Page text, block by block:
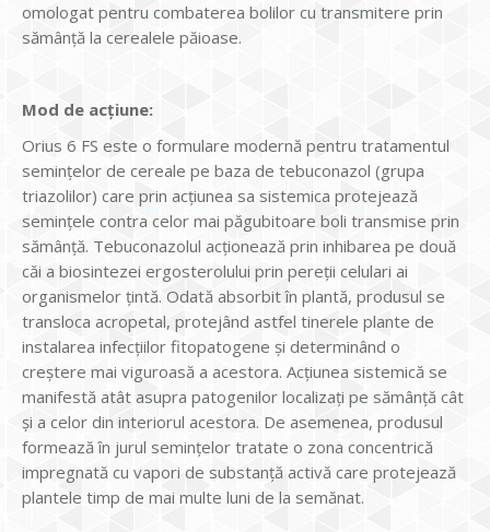
omologat pentru combaterea bolilor cu transmitere prin
sămânţă la cerealele păioase.
Mod de acţiune:
Orius 6 FS este o formulare modernă pentru tratamentul
seminţelor de cereale pe baza de tebuconazol (grupa
triazolilor) care prin acţiunea sa sistemica protejează
seminţele contra celor mai păgubitoare boli transmise prin
sămânţă. Tebuconazolul acţionează prin inhibarea pe două
căi a biosintezei ergosterolului prin pereţii celulari ai
organismelor ţintă. Odată absorbit în plantă, produsul se
transloca acropetal, protejând astfel tinerele plante de
instalarea infecţiilor fitopatogene şi determinând o
creştere mai viguroasă a acestora. Acţiunea sistemică se
manifestă atât asupra patogenilor localizaţi pe sămânţă cât
şi a celor din interiorul acestora. De asemenea, produsul
formează în jurul seminţelor tratate o zona concentrică
impregnată cu vapori de substanţă activă care protejează
plantele timp de mai multe luni de la semănat.